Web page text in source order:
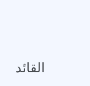
القائد